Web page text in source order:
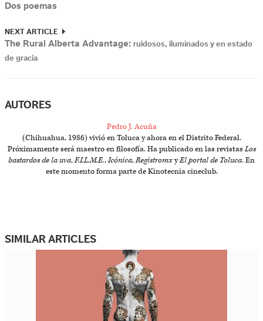
Dos poemas
NEXT ARTICLE
The Rural Alberta Advantage: ruidosos, iluminados y en estado
de gracia
AUTORES
Pedro J. Acuña
(Chihuahua, 1986) vivió en Toluca y ahora en el Distrito Federal.
Próximamente será maestro en filosofía. Ha publicado en las revistasLos
bastardos de la uva,F.I.L.M.E.,Icónica,RegistromxyEl portal de Toluca. En
este momento forma parte de Kinotecnia cineclub.
SIMILAR ARTICLES